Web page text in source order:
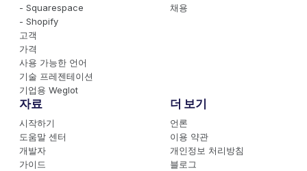
- Squarespace
- Shopify
고객
가격
사용 가능한 언어
기술 프레젠테이션
기업용 Weglot
채용
자료
시작하기
도움말 센터
개발자
가이드
더 보기
언론
이용 약관
개인정보 처리방침
블로그